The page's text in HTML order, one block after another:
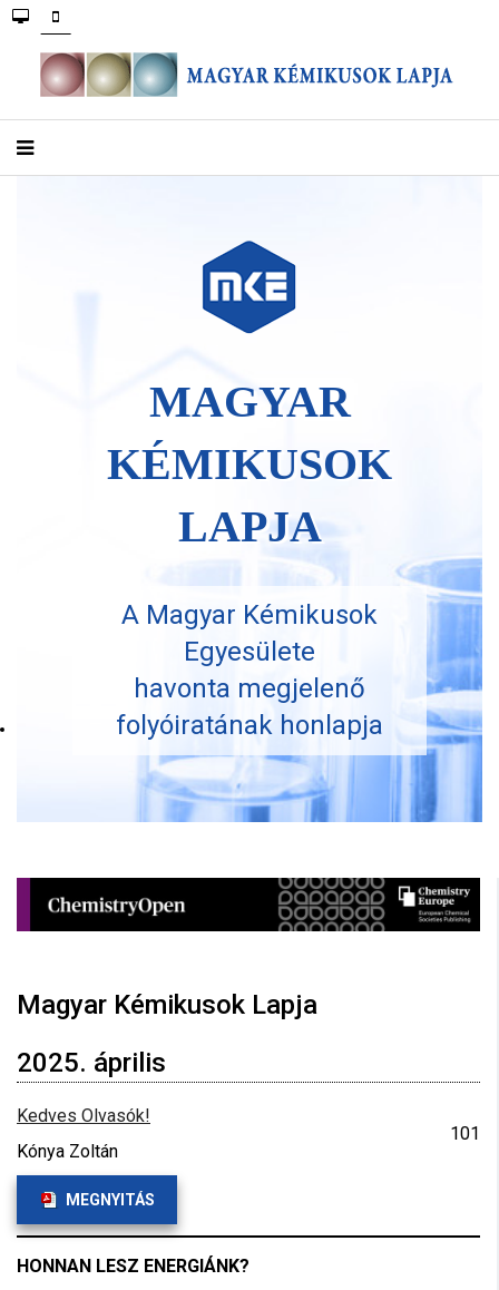
MAGYAR
KÉMIKUSOK
LAPJA
A Magyar Kémikusok
Egyesülete
havonta megjelenő
folyóiratának honlapja
Magyar Kémikusok Lapja
2025. április
Kedves Olvasók!
Kónya Zoltán
101
MEGNYITÁS
HONNAN LESZ ENERGIÁNK?